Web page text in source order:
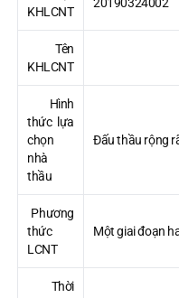
KHLCNT
Tên
KHLCNT
Hình
thức lựa
chọn
nhà
thầu
Đấu thầu rộng
Phương
thức
LCNT
Một giai đoạn
Thời